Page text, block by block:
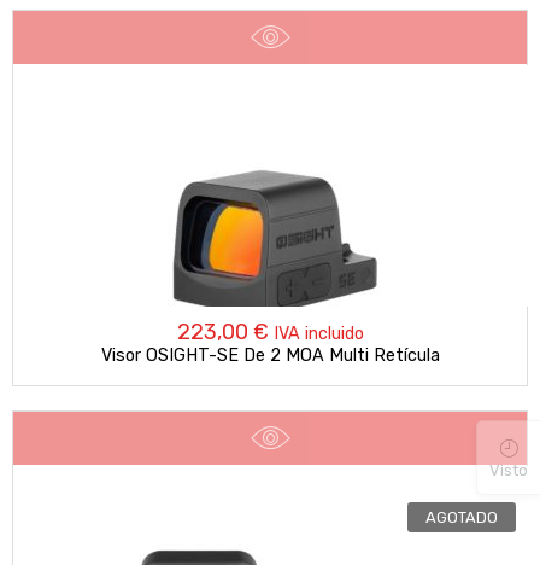
223,00 € IVA incluido
Visor OSIGHT-SE De 2 MOA Multi Retícula
AGOTADO
Visto